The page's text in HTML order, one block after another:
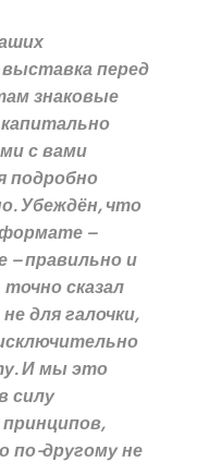
перед
знаковые
с вами
подробно
Убеждён, что
–
правильно и
сказал
для галочки,
И мы это
силу
по-другому не